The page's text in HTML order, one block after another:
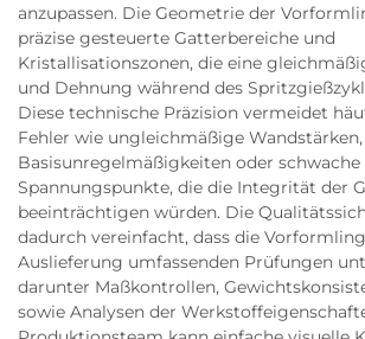
anzupassen. Die Geometrie der
präzise gesteuerte Gatterbereiche und
Kristallisationszonen, die eine
und Dehnung während des
Diese technische Präzision vermeidet
Fehler wie ungleichmäßige Wandstärken,
Basisunregelmäßigkeiten oder schwache
Spannungspunkte, die die Integrität der
beeinträchtigen würden. Die
dadurch vereinfacht, dass die
Auslieferung umfassenden Prüfungen
darunter Maßkontrollen,
sowie Analysen der